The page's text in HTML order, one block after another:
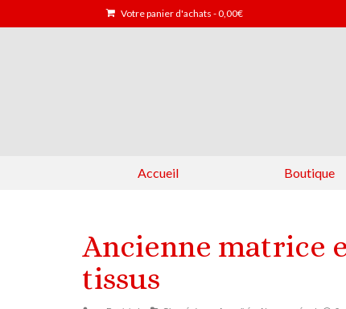
Votre panier d'achats -0,00€
Accueil Boutique
Ancienne matrice
tissus